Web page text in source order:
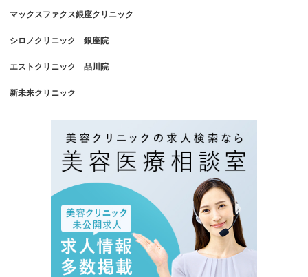
マックスファクス銀座クリニック
シロノクリニック 銀座院
エストクリニック 品川院
新未来クリニック